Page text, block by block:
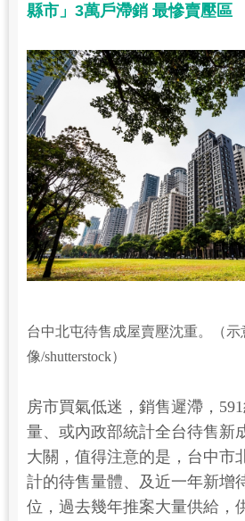
縣市」3萬戶滯銷 最慘賣壓區
台中北屯待售成屋賣壓沈重。（示
像/shutterstock）
房市買氣低迷，銷售遲滯，
量、或內政部統計全台待售新
大關，值得注意的是，台中市
計的待售量體、及近一年新增
位，過去幾年推案大量供給，